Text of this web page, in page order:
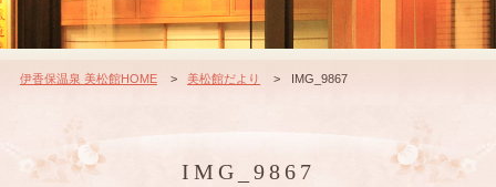
伊香保温泉 美松館HOME 美松館だより IMG_9867
IMG_9867